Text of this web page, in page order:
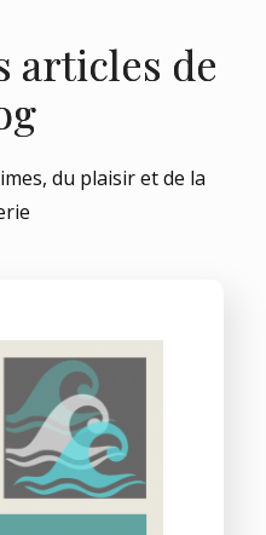
articles de
du plaisir et de la